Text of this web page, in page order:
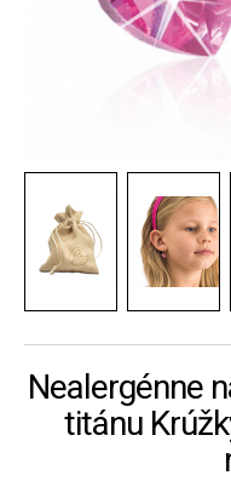
Nealergénne
titánu